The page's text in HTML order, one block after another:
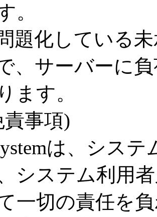
。
題化している
、サーバーに
ます。
事項)
は、シス
システム利用
一切の責任を